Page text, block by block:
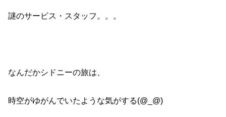
謎のサービス・スタッフ。。。
なんだかシドニーの旅は、
時空がゆがんでいたような気がする(@_@)